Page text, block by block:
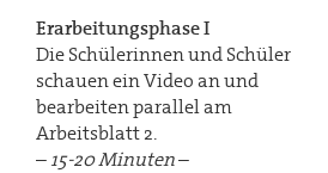
Erarbeitungsphase I
Die Schülerinnen und Schüler
schauen ein Video an und
bearbeiten parallel am
Arbeitsblatt 2.
–15-20 Minuten–